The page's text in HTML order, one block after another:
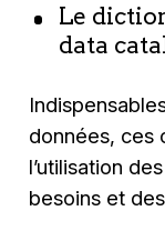
Le
data
données, ces
l’utilisation
besoins et